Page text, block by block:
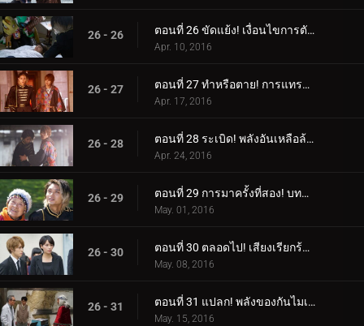
26 - 26 ตอนที่ 26 ขัดแย้ง! เงื่อนไขการตัดสินใจ!
Apr. 10, 2016
26 - 27 ตอนที่ 27 ทำหรือตาย! การแทรกซึมอย่างเด็ดเดี่ยว!
Apr. 17, 2016
26 - 28 ตอนที่ 28 ระเบิด! พลังอันเหลือล้น!
Apr. 24, 2016
26 - 29 ตอนที่ 29 การมาครั้งที่สอง! บททดสอบราชาแห่งการหลบหนี!
May. 01, 2016
26 - 30 ตอนที่ 30 ตลอดไป! เสียงเรียกร้องของหัวใจ!
May. 08, 2016
26 - 31 ตอนที่ 31 แปลก! พลังของกันไมเซอร์!
May. 15, 2016